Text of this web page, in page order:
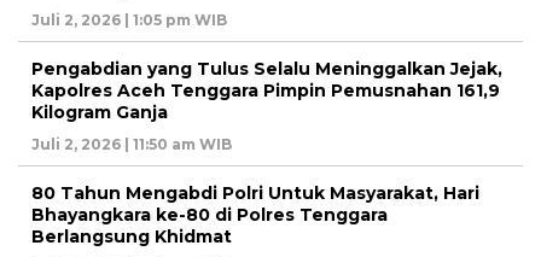
Juli 2, 2026 | 1:05 pm WIB
Pengabdian yang Tulus Selalu Meninggalkan Jejak,
Kapolres Aceh Tenggara Pimpin Pemusnahan 161,9
Kilogram Ganja
Juli 2, 2026 | 11:50 am WIB
80 Tahun Mengabdi Polri Untuk Masyarakat, Hari
Bhayangkara ke-80 di Polres Tenggara
Berlangsung Khidmat